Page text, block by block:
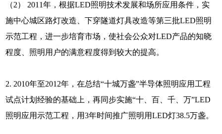
（2） 2011年，根据LED照明技术发展和场所应用条件，实
施中心城区路灯改造、下穿隧道灯具改造等第三批LED照明
示范工程，进一步培育市场，使社会公众对LED产品的知晓
程度、照明用户的满意程度得到较大的提高。
2. 2010年至2012年，在总结“十城万盏”半导体照明应用工程
试点计划经验的基础上，再同步实施“十、百、千、万”LED
照明应用示范工程，用3年时间推广照明用LED灯38.5万盏。